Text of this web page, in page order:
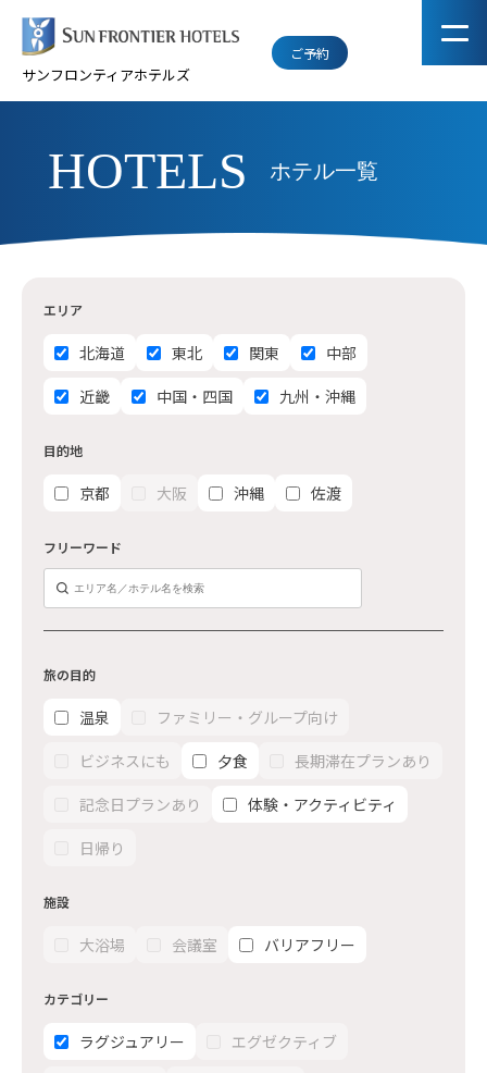
サンフロンティアホテルズ
ご予約
HOTELS ホテル一覧
エリア
北海道 東北 関東
中部
近畿
中国・四国 九州・沖縄
目的地
京都 大阪 沖縄 佐渡
フリーワード
旅の目的
温泉
ファミリー・グループ向け
ビジネスにも
夕食
長期滞在プランあり
記念日プランあり
体験・アクティビティ
日帰り
施設
大浴場 会議室 バリアフリー
カテゴリー
ラグジュアリー
エグゼクティブ